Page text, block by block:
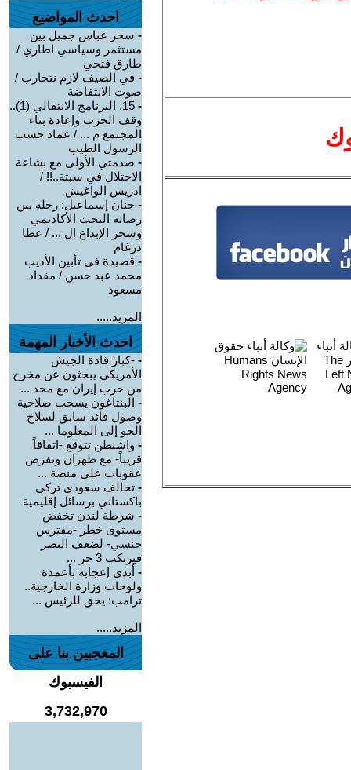
احدث المواضيع
- سحر عباس جميل بين
مستثمر وسياسي اطاري /
طارق فتحي
- في الصيف لازم نتحارب /
صوت الانتفاضة
-
15. البرنامج الانتقالي (1)..
وقف الحرب وإعادة بناء
المجتمع م ... / عماد حسب
الرسول الطيب
- صدمتي الأولى مع بشاعة
الاحتلال في سبتة..!! /
ادريس الواغيش
- حنان إسماعيل: رحلة بين
رصانة البحث الأكاديمي
وسحر الإبداع ال ... / عطا
درغام
- قصيدة في تأبين الأديب
محمد عبد حسن / مقداد
مسعود
المزيد.....
احدث الأخبار المهمة
- -كبار قادة الجيش
الأمريكي يبحثون عن مخرج
من حرب إيران مع محد ...
- البنتاغون يسحب صلاحية
وصول قائد سابق لسلاح
الجو إلى المعلوما ...
- واشنطن تتوقع -اتفاقاً
قريباً- مع طهران وتفرض
عقوبات على منصة ...
- تحالف سعودي تركي
باكستاني برسائل إقليمية
- شرطة لندن تخفض
مستوى خطر -مفترس
جنسي- لضعف البصر
فيرتكب 3 جر ...
- أبدى إعجابه بأعمدة
ولوحات وزارة الخارجية..
ترامب: يحق للرئيس ...
المزيد.....
المعجبين بنا على
الفيسبوك
3,732,970